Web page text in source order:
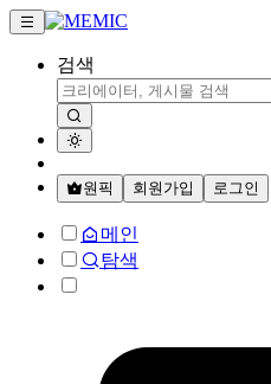
검색
원픽 회원가입 로그인
메인
탐색